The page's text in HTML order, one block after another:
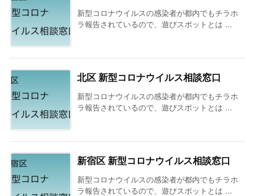
新型コロナウイルスの感染者が都内でもチラホ
ラ報告されているので、遊びスポットとは ...
北区 新型コロナウイルス相談窓口
新型コロナウイルスの感染者が都内でもチラホ
ラ報告されているので、遊びスポットとは ...
新宿区 新型コロナウイルス相談窓口
新型コロナウイルスの感染者が都内でもチラホ
ラ報告されているので、遊びスポットとは ...